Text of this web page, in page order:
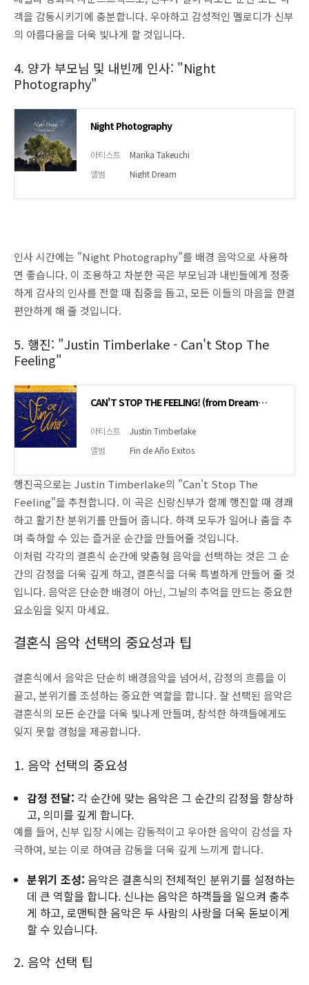
객을 감동시키기에 충분합니다. 우아하고 감성적인 멜로디가 신부
의 아름다움을 더욱 빛나게 할 것입니다.
4. 양가 부모님 및 내빈께 인사: "Night
Photography"
Night Photography
아티스트
Marika Takeuchi
앨범
Night Dream
인사 시간에는 "Night Photography"를 배경 음악으로 사용하
면 좋습니다. 이 조용하고 차분한 곡은 부모님과 내빈들에게 정중
하게 감사의 인사를 전할 때 집중을 돕고, 모든 이들의 마음을 한결
편안하게 해 줄 것입니다.
5. 행진: "Justin Timberlake - Can't Stop The
Feeling"
CAN'T STOP THE FEELING! (from DreamWorks Animation's "TROLLS")
아티스트
Justin Timberlake
앨범
Fin de Año Exitos
행진곡으로는 Justin Timberlake의 "Can't Stop The
Feeling"을 추천합니다. 이 곡은 신랑신부가 함께 행진할 때 경쾌
하고 활기찬 분위기를 만들어 줍니다. 하객 모두가 일어나 춤을 추
며 축하할 수 있는 즐거운 순간을 만들어줄 것입니다.
이처럼 각각의 결혼식 순간에 맞춤형 음악을 선택하는 것은 그 순
간의 감정을 더욱 깊게 하고, 결혼식을 더욱 특별하게 만들어 줄 것
입니다. 음악은 단순한 배경이 아닌, 그날의 추억을 만드는 중요한
요소임을 잊지 마세요.
결혼식 음악 선택의 중요성과 팁
결혼식에서 음악은 단순히 배경음악을 넘어서, 감정의 흐름을 이
끌고, 분위기를 조성하는 중요한 역할을 합니다. 잘 선택된 음악은
결혼식의 모든 순간을 더욱 빛나게 만들며, 참석한 하객들에게도
잊지 못할 경험을 제공합니다.
1. 음악 선택의 중요성
감정 전달: 각 순간에 맞는 음악은 그 순간의 감정을 향상하
고, 의미를 깊게 합니다.
예를 들어, 신부 입장 시에는 감동적이고 우아한 음악이 감성을 자
극하여, 보는 이로 하여금 감동을 더욱 깊게 느끼게 합니다.
분위기 조성: 음악은 결혼식의 전체적인 분위기를 설정하는
데 큰 역할을 합니다. 신나는 음악은 하객들을 일으켜 춤추
게 하고, 로맨틱한 음악은 두 사람의 사랑을 더욱 돋보이게
할 수 있습니다.
2. 음악 선택 팁